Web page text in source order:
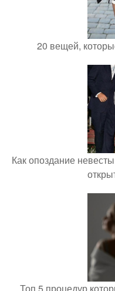
20 вещей,
Как опоздание
Топ 5 процедур